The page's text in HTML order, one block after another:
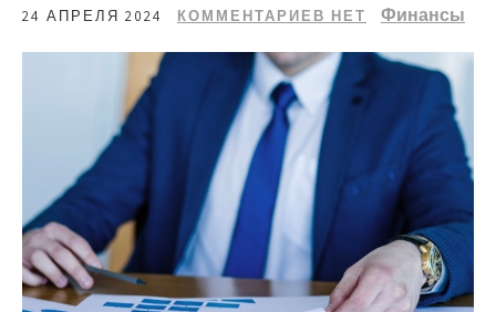
24 АПРЕЛЯ 2024 КОММЕНТАРИЕВ НЕТ Финансы